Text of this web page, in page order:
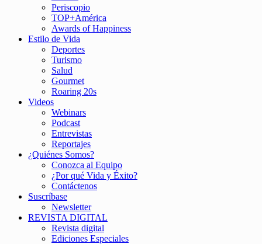
Periscopio
TOP+América
Awards of Happiness
Estilo de Vida
Deportes
Turismo
Salud
Gourmet
Roaring 20s
Videos
Webinars
Podcast
Entrevistas
Reportajes
¿Quiénes Somos?
Conozca al Equipo
¿Por qué Vida y Éxito?
Contáctenos
Suscríbase
Newsletter
REVISTA DIGITAL
Revista digital
Ediciones Especiales